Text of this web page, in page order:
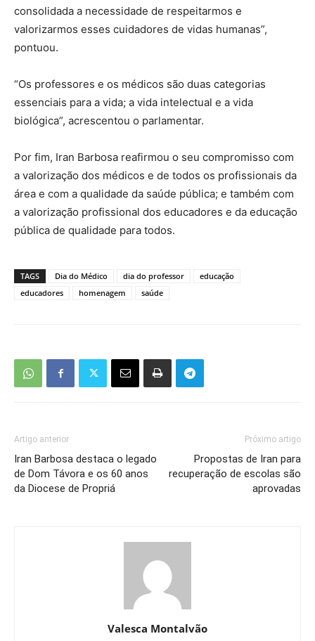
consolidada a necessidade de respeitarmos e
valorizarmos esses cuidadores de vidas humanas”,
pontuou.
“Os professores e os médicos são duas categorias
essenciais para a vida; a vida intelectual e a vida
biológica”, acrescentou o parlamentar.
Por fim, Iran Barbosa reafirmou o seu compromisso com
a valorização dos médicos e de todos os profissionais da
área e com a qualidade da saúde pública; e também com
a valorização profissional dos educadores e da educação
pública de qualidade para todos.
TAGS Dia do Médico dia do professor
educação
educadores
homenagem saúde
Artigo anterior
Iran Barbosa destaca o legado
de Dom Távora e os 60 anos
da Diocese de Propriá
Próximo artigo
Propostas de Iran para
recuperação de escolas são
aprovadas
Valesca Montalvão